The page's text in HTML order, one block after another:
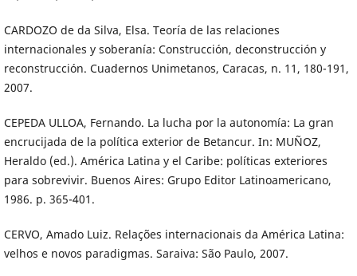
CARDOZO de da Silva, Elsa. Teoría de las relaciones
internacionales y soberanía: Construcción, deconstrucción y
reconstrucción. Cuadernos Unimetanos, Caracas, n. 11, 180-191,
2007.
CEPEDA ULLOA, Fernando. La lucha por la autonomía: La gran
encrucijada de la política exterior de Betancur. In: MUÑOZ,
Heraldo (ed.). América Latina y el Caribe: políticas exteriores
para sobrevivir. Buenos Aires: Grupo Editor Latinoamericano,
1986. p. 365-401.
CERVO, Amado Luiz. Relações internacionais da América Latina:
velhos e novos paradigmas. Saraiva: São Paulo, 2007.